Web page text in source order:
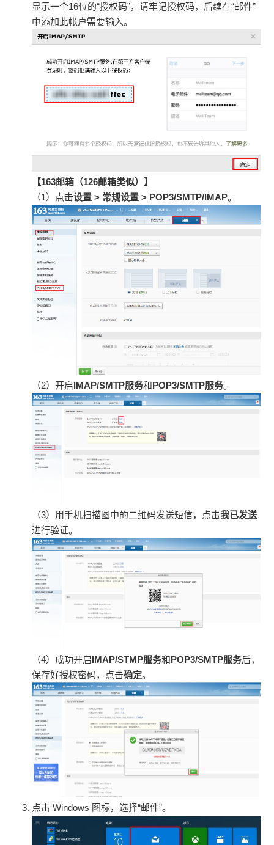
显示一个16位的“授权码”，请牢记授权码，后续在“邮件”
中添加此帐户需要输入。
【163邮箱（126邮箱类似）】
（1）点击设置 > 常规设置 > POP3/SMTP/IMAP。
（2）开启IMAP/SMTP服务和POP3/SMTP服务。
（3）用手机扫描图中的二维码发送短信，点击我已发送
进行验证。
（4）成功开启 IMAP/STMP服务和 POP3/SMTP服务后，
保存好授权密码，点击确定。
点击 Windows 图标，选择“邮件”。